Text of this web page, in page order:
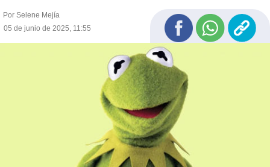
Por Selene Mejía
05 de junio de 2025, 11:55